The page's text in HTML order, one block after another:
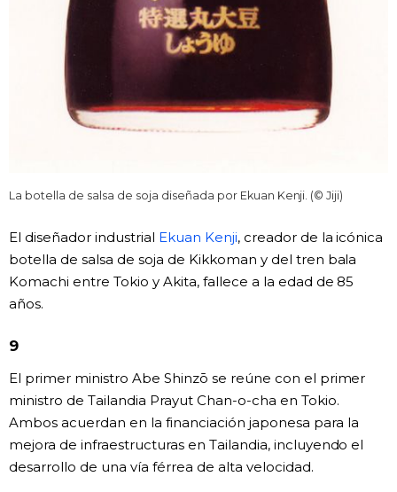
La botella de salsa de soja diseñada por Ekuan Kenji. (© Jiji)
El diseñador industrial Ekuan Kenji, creador de la icónica
botella de salsa de soja de Kikkoman y del tren bala
Komachi entre Tokio y Akita, fallece a la edad de 85
años.
9
El primer ministro Abe Shinzō se reúne con el primer
ministro de Tailandia Prayut Chan-o-cha en Tokio.
Ambos acuerdan en la financiación japonesa para la
mejora de infraestructuras en Tailandia, incluyendo el
desarrollo de una vía férrea de alta velocidad.